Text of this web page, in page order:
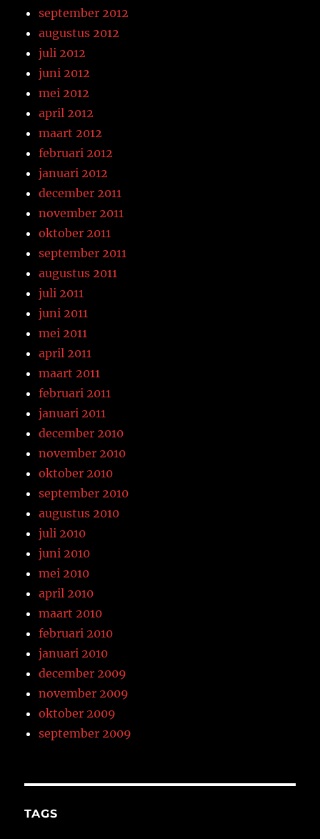
september 2012
augustus 2012
juli 2012
juni 2012
mei 2012
april 2012
maart 2012
februari 2012
januari 2012
december 2011
november 2011
oktober 2011
september 2011
augustus 2011
juli 2011
juni 2011
mei 2011
april 2011
maart 2011
februari 2011
januari 2011
december 2010
november 2010
oktober 2010
september 2010
augustus 2010
juli 2010
juni 2010
mei 2010
april 2010
maart 2010
februari 2010
januari 2010
december 2009
november 2009
oktober 2009
september 2009
TAGS